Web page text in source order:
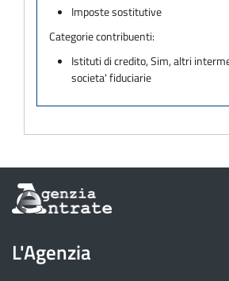
Imposte sostitutive
Categorie contribuenti:
Istituti di credito, Sim, altri
societa' fiduciarie
Informazioni
sul
dell'Agenzia
delle
L'Agenzia